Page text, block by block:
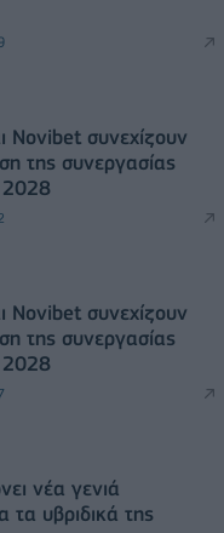
Novibet συνεχίζουν
της συνεργασίας
2028
Novibet συνεχίζουν
της συνεργασίας
2028
νέα γενιά
τα υβριδικά της